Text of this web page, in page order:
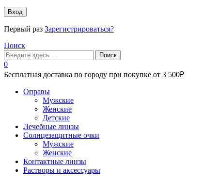
Вход
Первый раз Зарегистрироваться?
Поиск
Поиск
0
Бесплатная доставка по городу при покупке от 3 500₽
Оправы
Мужские
Женские
Детские
Лечебные линзы
Солнцезащитные очки
Мужские
Женские
Контактные линзы
Растворы и аксессуары